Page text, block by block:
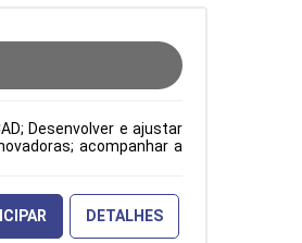
Desenvolver e ajustar
acompanhar a
da gestão da
Características
DETALHES